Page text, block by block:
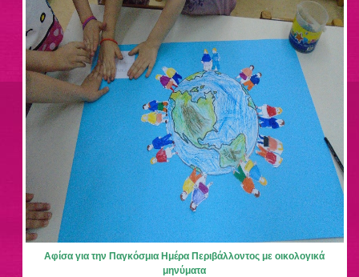
Αφίσα για την Παγκόσμια Ημέρα Περιβάλλοντος με οικολογικά
μηνύματα